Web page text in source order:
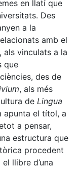
en llatí que
Des
a la
amb el
, als vinculats a la
que
des de
, als més
de Lingua
apunta el títol, a
a pensar,
estructura que
procedent
llibre d’una